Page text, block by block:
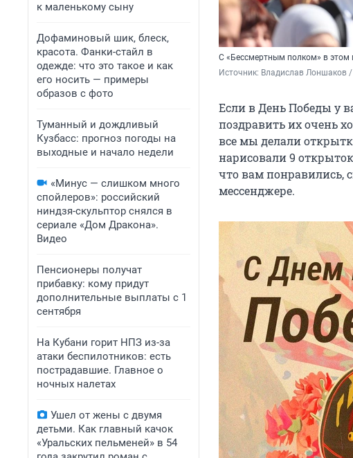
к маленькому сыну
Дофаминовый шик, блеск,
красота. Фанки-стайл в
одежде: что это такое и как
его носить — примеры
образов с фото
Туманный и дождливый
Кузбасс: прогноз погоды на
выходные и начало недели
«Минус — слишком много
спойлеров»: российский
ниндзя-скульптор снялся в
сериале «Дом Дракона».
Видео
Пенсионеры получат
прибавку: кому придут
дополнительные выплаты с 1
сентября
На Кубани горит НПЗ из-за
атаки беспилотников: есть
пострадавшие. Главное о
ночных налетах
Ушел от жены с двумя
детьми. Как главный качок
«Уральских пельменей» в 54
С «Бессмертным полком» в этом
Источник: Владислав Лоншаков /
Если в День Победы у
поздравить их очень
все мы делали
нарисовали 9
что вам понравились,
мессенджере.